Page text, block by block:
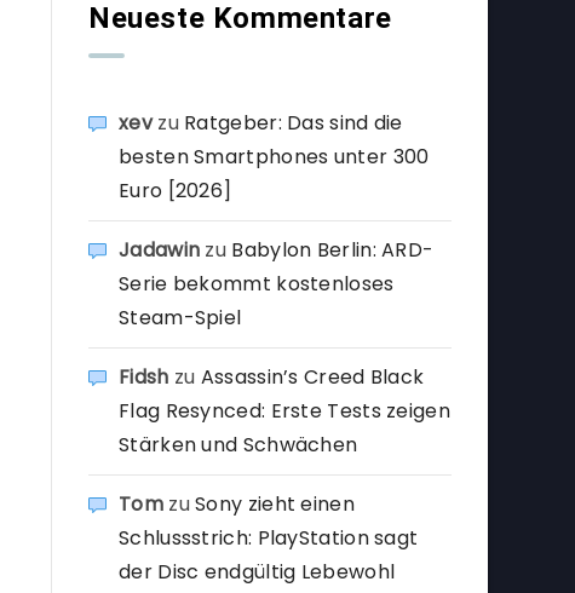
Neueste Kommentare
xevzu Ratgeber: Das sind die
besten Smartphones unter 300
Euro [2026]
Jadawin zu Babylon Berlin: ARD-
Serie bekommt kostenloses
Steam-Spiel
Fidsh zu Assassin’s Creed Black
Flag Resynced: Erste Tests zeigen
Stärken und Schwächen
TomzuSony zieht einen
Schlussstrich: PlayStation sagt
der Disc endgültig Lebewohl